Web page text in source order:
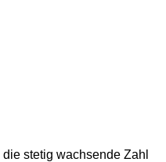
stetig wachsende Zahl